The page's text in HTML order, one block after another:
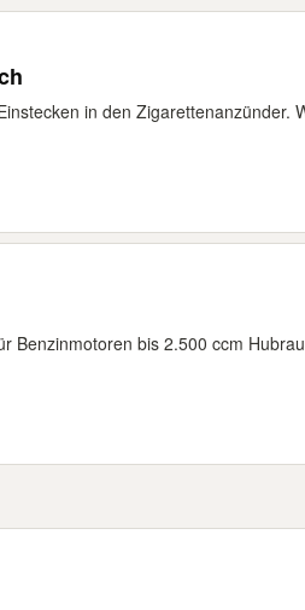
in den Zigarettenanzünder.
Benzinmotoren bis 2.500 ccm